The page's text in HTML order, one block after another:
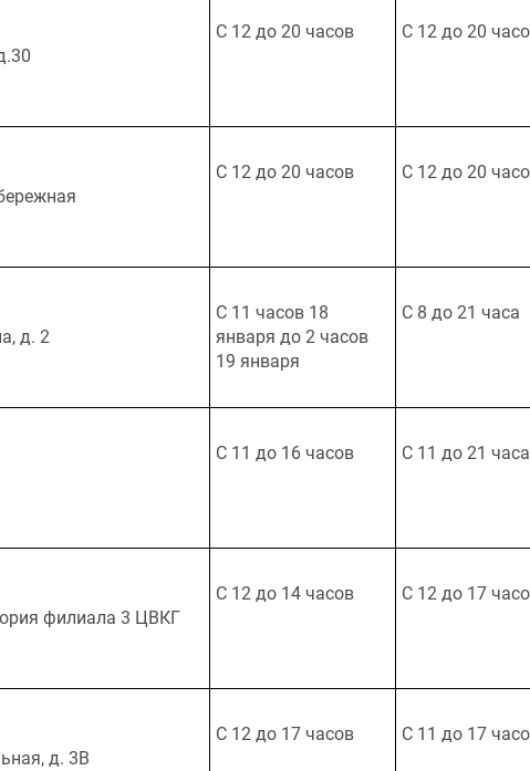
С 12 до 20 часов С 12 до 20
С 12 до 20 часов С 12 до 20
д. 2
С 11 часов 18
января до 2 часов
19 января
С 8 до 21 часа
С 11 до 16 часов С 11 до 21 часа
филиала 3 ЦВКГ
С 12 до 14 часов С 12 до 17
д. 3В
С 12 до 17 часов С 11 до 17